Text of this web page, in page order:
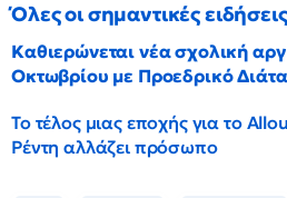
Όλες οι σημαντικές
Καθιερώνεται νέα σχολική
Οκτωβρίου με Προεδρικό
Το τέλος μιας εποχής για το
Ρέντη αλλάζει πρόσωπο